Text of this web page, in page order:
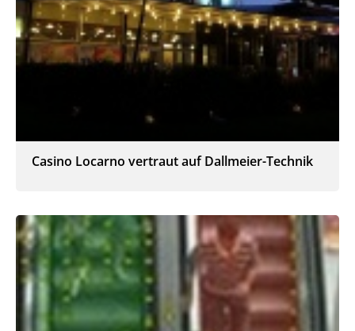
Casino Locarno vertraut auf Dallmeier-Technik